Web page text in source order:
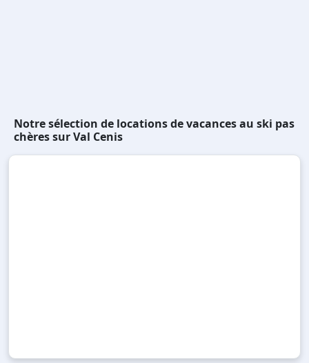
Notre sélection de locations de vacances au ski pas
chères sur Val Cenis